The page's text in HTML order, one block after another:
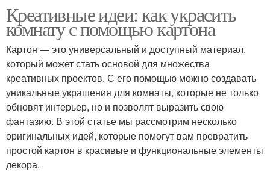
Креативные идеи: как украсить
комнату с помощью картона
Картон — это универсальный и доступный материал,
который может стать основой для множества
креативных проектов. С его помощью можно создавать
уникальные украшения для комнаты, которые не только
обновят интерьер, но и позволят выразить свою
фантазию. В этой статье мы рассмотрим несколько
оригинальных идей, которые помогут вам превратить
простой картон в красивые и функциональные элементы
декора.